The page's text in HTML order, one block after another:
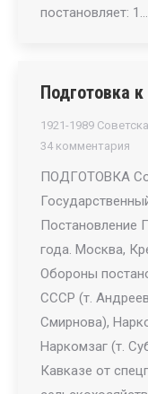
постановляет:
Подготовка
1921-1989
34 комментария
ПОДГОТОВКА
Постановление
года. Москва,
Обороны
СССР (т.
Смирнова),
Наркомзаг (т.
Кавказе от